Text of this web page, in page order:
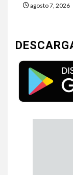
agosto 7, 2026